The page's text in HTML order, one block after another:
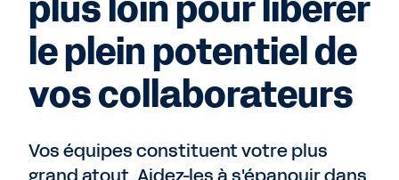
le plein potentiel de
vos collaborateurs
Vos équipes constituent votre plus